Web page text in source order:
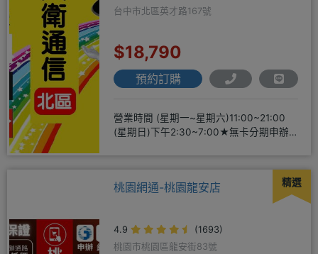
台中市北區英才路167號
$18,790
預約訂購
營業時間 (星期一~星期六)11:00~21:00
(星期日)下午2:30~7:00★無卡分期申辦
精選
桃園網通-桃園龍安店
4.9
(1693)
桃園市桃園區龍安街83號